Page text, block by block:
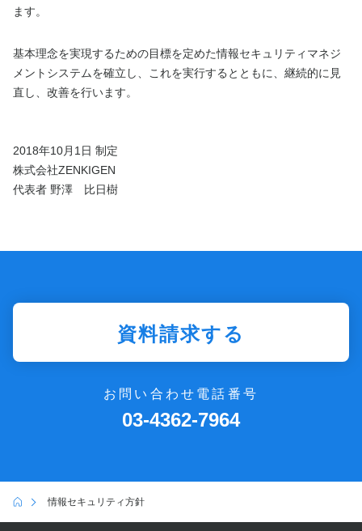
ます。
基本理念を実現するための目標を定めた情報セキュリティマネジ
メントシステムを確立し、これを実行するとともに、継続的に見
直し、改善を行います。
2018年10月1日 制定
株式会社ZENKIGEN
代表者 野澤 比日樹
資料請求する
お問い合わせ電話番号
03-4362-7964
情報セキュリティ方針